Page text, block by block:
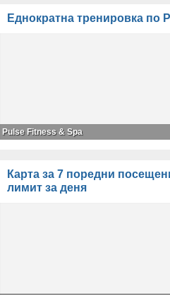
Еднократна тренировка по
Pulse Fitness & Spa
Карта за 7 поредни
лимит за деня